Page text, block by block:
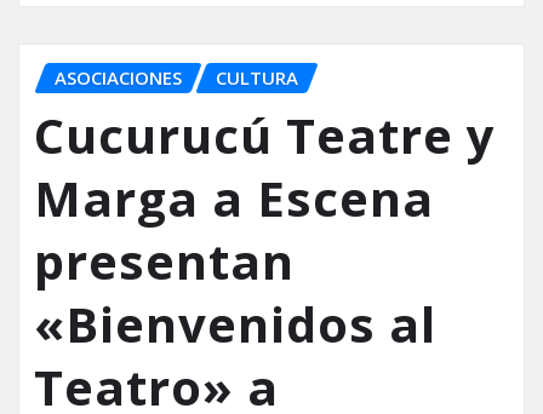
ASOCIACIONES CULTURA
Cucurucú Teatre y
Marga a Escena
presentan
«Bienvenidos al
Teatro» a